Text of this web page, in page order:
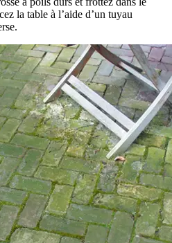
la table à l’aide d’un tuyau